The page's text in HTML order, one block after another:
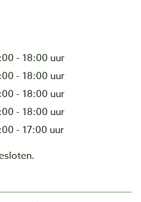
- 18:00 uur
- 18:00 uur
- 18:00 uur
- 18:00 uur
- 17:00 uur